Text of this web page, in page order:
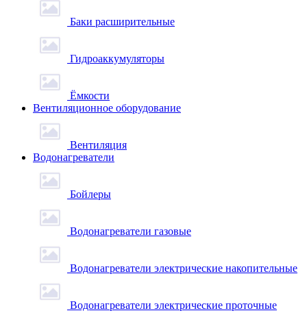
Баки расширительные
Гидроаккумуляторы
Ёмкости
Вентиляционное оборудование
Вентиляция
Водонагреватели
Бойлеры
Водонагреватели газовые
Водонагреватели электрические накопительные
Водонагреватели электрические проточные